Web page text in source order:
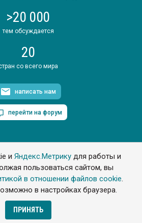
иЯндекс.Метрику для работы и
пользоваться сайтом, вы
в отношении файлов cookie.
в настройках браузера.
ПРИНЯТЬ
>20 000
тем обсуждается
20
со всего мира
написать нам
перейти на форум
© 2006. Все права защищены
материалов сайта с обязательной
на www.e-plastic.ru
сайта